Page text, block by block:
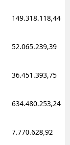
Gümüşhane
Isparta
149.318.118,44
52.065.239,39
36.451.393,75
634.480.253,24
7.770.628,92